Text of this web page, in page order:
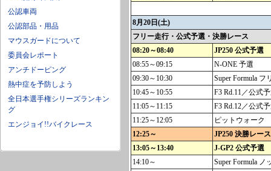
公認車両
公認部品・用品
マウスガードについて
委員会レポート
アンチドーピング
熱中症を予防しよう
全日本選手権シリーズランキン
グ
エンジョイ!!バイクレース
8月20日(土)
フリー走行・公式予選・決勝レース
08:20～08:40
JP250 公式予選
08:55～09:15
N-ONE 予選
09:30～10:30
Super Formula フ
10:45～10:55
F3 Rd.11／公式
11:05～11:15
F3 Rd.12／公式
11:25～12:05
ピットウォーク
12:25～
JP250 決勝レー
13:05～13:40
J-GP2 公式予選
14:10～
Super Formula ノ